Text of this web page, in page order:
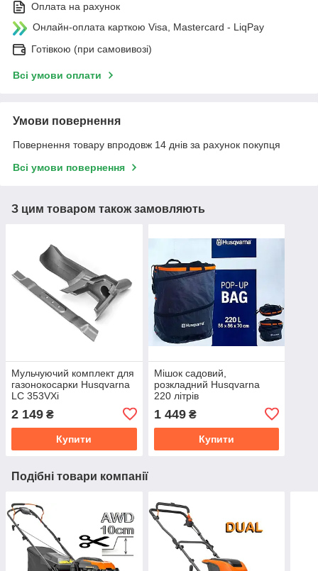
Оплата на рахунок
Онлайн-оплата карткою Visa, Mastercard - LiqPay
Готівкою (при самовивозі)
Всі умови оплати
Умови повернення
Повернення товару впродовж 14 днів за рахунок покупця
Всі умови повернення
З цим товаром також замовляють
Мульчуючий комплект для
газонокосарки Husqvarna
LC 353VXi
2 149 ₴
Купити
Мішок садовий,
розкладний Husqvarna
220 літрів
1 449₴
Купити
Подібні товари компанії